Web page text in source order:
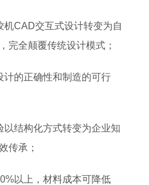
机CAD交互式设计转变为自
完全颠覆传统设计模式；
计的正确性和制造的可行
以结构化方式转变为企业知
传承；
以上，材料成本可降低